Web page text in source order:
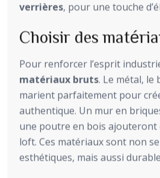
verrières, pour une touche
Choisir des
Pour renforcer l’esprit
matériaux bruts. Le métal, le
marient parfaitement pour
authentique. Un mur en
une poutre en bois ajouteront
loft. Ces matériaux sont non
esthétiques, mais aussi